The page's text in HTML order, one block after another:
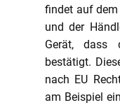
findet auf
und der
Gerät, dass
bestätigt.
nach EU
am Beispiel